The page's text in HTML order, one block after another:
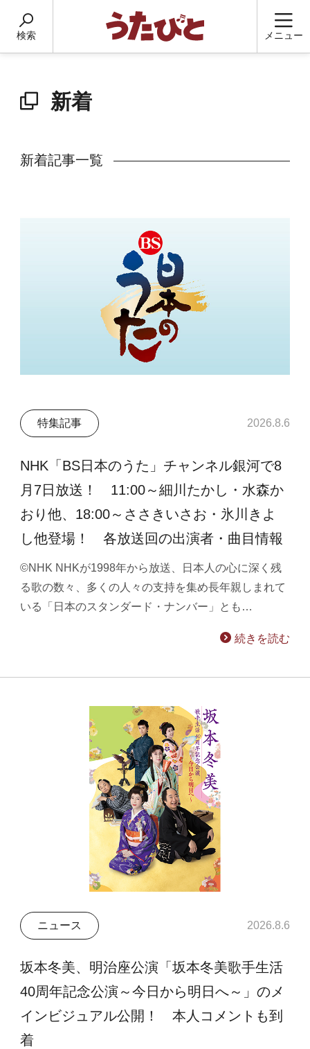
検索 メニュー
新着
新着記事一覧
特集記事 2026.8.6
NHK「BS日本のうた」チャンネル銀河で8
月7日放送！ 11:00～細川たかし・水森か
おり他、18:00～ささきいさお・氷川きよ
し他登場！ 各放送回の出演者・曲目情報
©NHK NHKが1998年から放送、日本人の心に深く残
る歌の数々、多くの人々の支持を集め長年親しまれて
いる「日本のスタンダード・ナンバー」とも…
続きを読む
ニュース 2026.8.6
坂本冬美、明治座公演「坂本冬美歌手生活
40周年記念公演～今日から明日へ～」のメ
インビジュアル公開！ 本人コメントも到
着